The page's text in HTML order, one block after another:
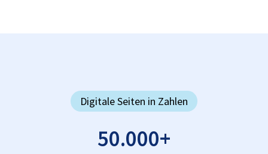
Digitale Seiten in Zahlen
50.000+